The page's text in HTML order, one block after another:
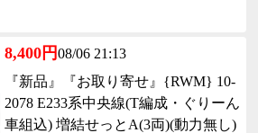
8,400円08/06 21:13
『新品』『お取り寄せ』{RWM} 10-
2078 E233系中央線(T編成・ぐりーん
車組込) 増結せっとA(3両)(動力無し)